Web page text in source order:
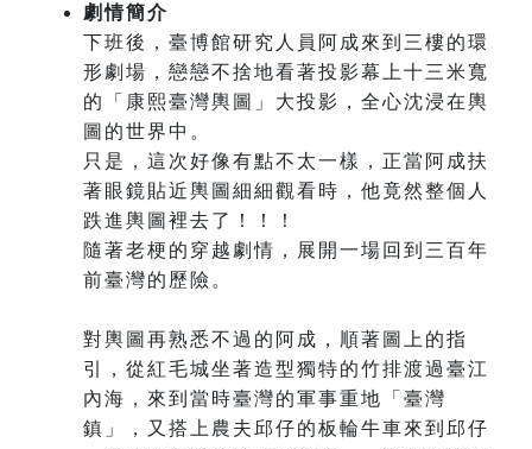
劇情簡介
下班後，臺博館研究人員阿成來到三樓的環
形劇場，戀戀不捨地看著投影幕上十三米寬
的「康熙臺灣輿圖」大投影，全心沈浸在輿
圖的世界中。
只是，這次好像有點不太一樣，正當阿成扶
著眼鏡貼近輿圖細細觀看時，他竟然整個人
跌進輿圖裡去了！！！
隨著老梗的穿越劇情，展開一場回到三百年
前臺灣的歷險。
對輿圖再熟悉不過的阿成，順著圖上的指
引，從紅毛城坐著造型獨特的竹排渡過臺江
內海，來到當時臺灣的軍事重地「臺灣
鎮」，又搭上農夫邱仔的板輪牛車來到邱仔